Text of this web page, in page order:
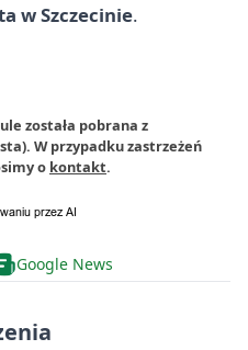
w Szczecinie.
została pobrana z
W przypadku zastrzeżeń
o kontakt.
Google News